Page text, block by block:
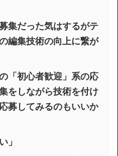
集だった気はするがテ
編集技術の向上に繋が
「初心者歓迎」系の応
をしながら技術を付け
募してみるのもいいか
」